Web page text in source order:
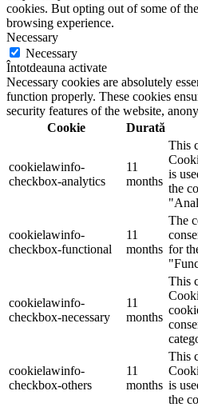
cookies. But opting out of some of
browsing experience.
Necessary
Necessary
Întotdeauna activate
Necessary cookies are absolutely
function properly. These cookies
security features of the website,
Cookie
Durată
cookielawinfo-
checkbox-analytics
11
months
This
is
the
cookielawinfo-
checkbox-functional
11
months
The
for
cookielawinfo-
checkbox-necessary
11
months
This
cookielawinfo-
checkbox-others
11
months
This
is
the